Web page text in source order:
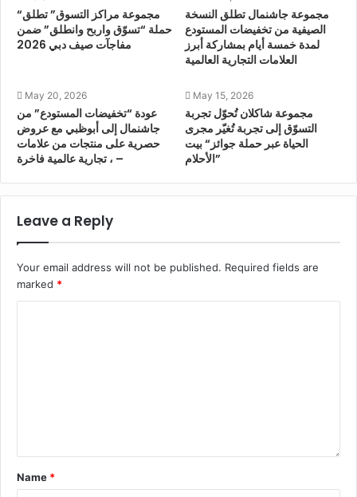
“مجموعة مراكز التسوق” تطلق
حملة “تسوّق واربح وانطلق” ضمن
مفاجآت صيف دبي 2026
مجموعة جاشنمال تطلق النسخة
الصيفية من تخفيضات المستودع
لمدة خمسة أيام بمشاركة أبرز
العلامات التجارية العالمية
May 20, 2026
عودة “تخفيضات المستودع” من
جاشنمال إلى أبوظبي مع عروض
حصرية على منتجات من علامات
تجارية عالمية فاخرة ، –
May 15, 2026
مجموعة شاكلان تُحوّل تجربة
التسوّق إلى تجربة تُغيّر مجرى
الحياة عبر حملة جوائز“ بيت
الأحلام”
Leave a Reply
Your email address will not be published. Required fields are
marked *
Name *